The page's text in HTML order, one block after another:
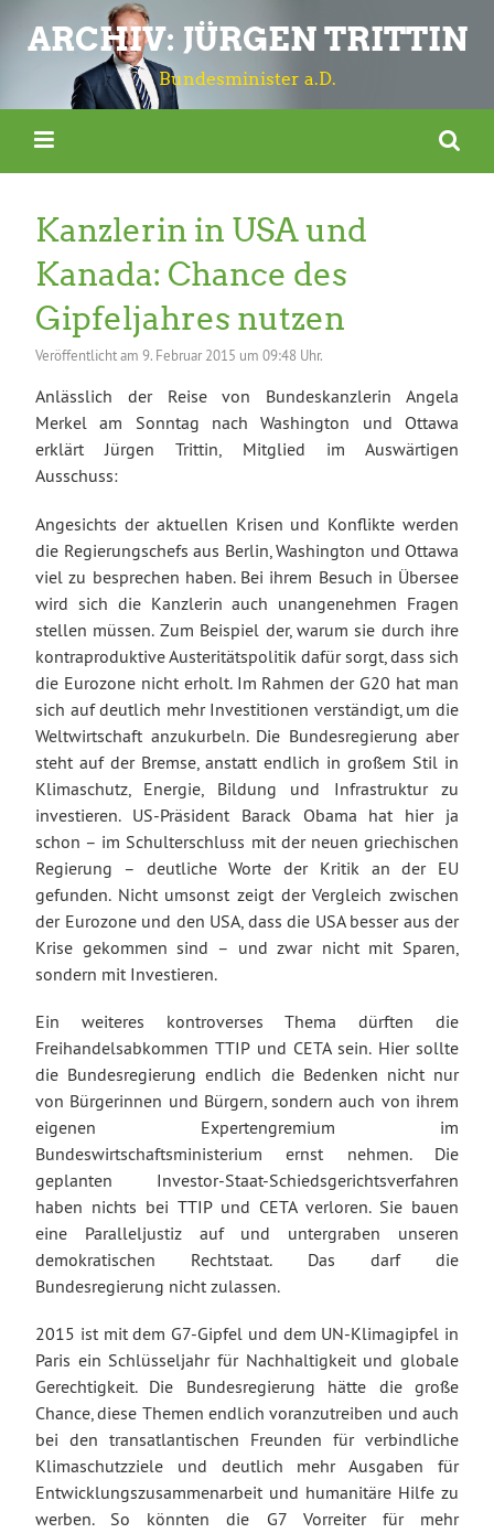
ARCHIV: JÜRGEN TRITTIN
Bundesminister a.D.
Kanzlerin in USA und
Kanada: Chance des
Gipfeljahres nutzen
Veröffentlicht am 9. Februar 2015 um 09:48 Uhr.
Anlässlich der Reise von Bundeskanzlerin Angela
Merkel am Sonntag nach Washington und Ottawa
erklärt Jürgen Trittin, Mitglied im Auswärtigen
Ausschuss:
Angesichts der aktuellen Krisen und Konflikte werden
die Regierungschefs aus Berlin, Washington und Ottawa
viel zu besprechen haben. Bei ihrem Besuch in Übersee
wird sich die Kanzlerin auch unangenehmen Fragen
stellen müssen. Zum Beispiel der, warum sie durch ihre
kontraproduktive Austeritätspolitik dafür sorgt, dass sich
die Eurozone nicht erholt. Im Rahmen der G20 hat man
sich auf deutlich mehr Investitionen verständigt, um die
Weltwirtschaft anzukurbeln. Die Bundesregierung aber
steht auf der Bremse, anstatt endlich in großem Stil in
Klimaschutz, Energie, Bildung und Infrastruktur zu
investieren. US-Präsident Barack Obama hat hier ja
schon – im Schulterschluss mit der neuen griechischen
Regierung – deutliche Worte der Kritik an der EU
gefunden. Nicht umsonst zeigt der Vergleich zwischen
der Eurozone und den USA, dass die USA besser aus der
Krise gekommen sind – und zwar nicht mit Sparen,
sondern mit Investieren.
Ein weiteres kontroverses Thema dürften die
Freihandelsabkommen TTIP und CETA sein. Hier sollte
die Bundesregierung endlich die Bedenken nicht nur
von Bürgerinnen und Bürgern, sondern auch von ihrem
eigenen Expertengremium im
Bundeswirtschaftsministerium ernst nehmen. Die
geplanten Investor-Staat-Schiedsgerichtsverfahren
haben nichts bei TTIP und CETA verloren. Sie bauen
eine Paralleljustiz auf und untergraben unseren
demokratischen Rechtstaat. Das darf die
Bundesregierung nicht zulassen.
2015 ist mit dem G7-Gipfel und dem UN-Klimagipfel in
Paris ein Schlüsseljahr für Nachhaltigkeit und globale
Gerechtigkeit. Die Bundesregierung hätte die große
Chance, diese Themen endlich voranzutreiben und auch
bei den transatlantischen Freunden für verbindliche
Klimaschutzziele und deutlich mehr Ausgaben für
Entwicklungszusammenarbeit und humanitäre Hilfe zu
werben. So könnten die G7 Vorreiter für mehr